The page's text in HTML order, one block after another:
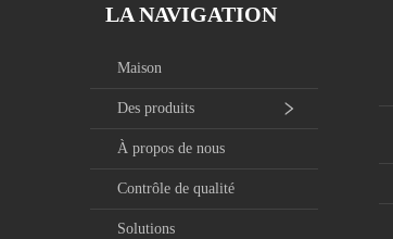
LA NAVIGATION
Maison
Des produits
À propos de nous
Contrôle de qualité
Solutions